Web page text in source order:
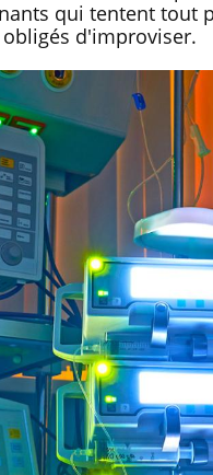
qui tentent tout
d'improviser.